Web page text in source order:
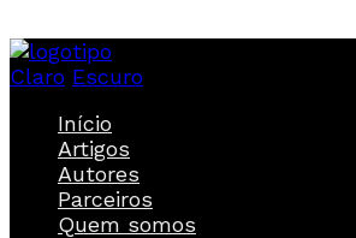
Claro Escuro
Início
Artigos
Autores
Parceiros
Quem somos